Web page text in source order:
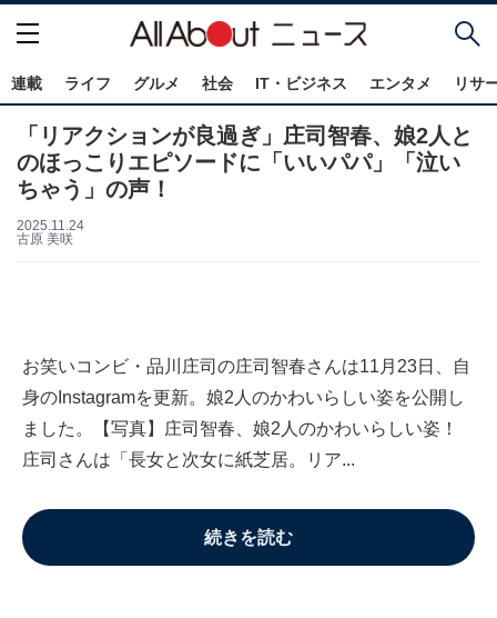
連載 ライフ グルメ 社会 IT・ビジネス エンタメ リサ
「リアクションが良過ぎ」庄司智春、娘2人と
のほっこりエピソードに「いいパパ」「泣い
ちゃう」の声！
2025.11.24
古原 美咲
お笑いコンビ・品川庄司の庄司智春さんは11月23日、自
身のInstagramを更新。娘2人のかわいらしい姿を公開し
ました。【写真】庄司智春、娘2人のかわいらしい姿！
庄司さんは「長女と次女に紙芝居。リア...
続きを読む